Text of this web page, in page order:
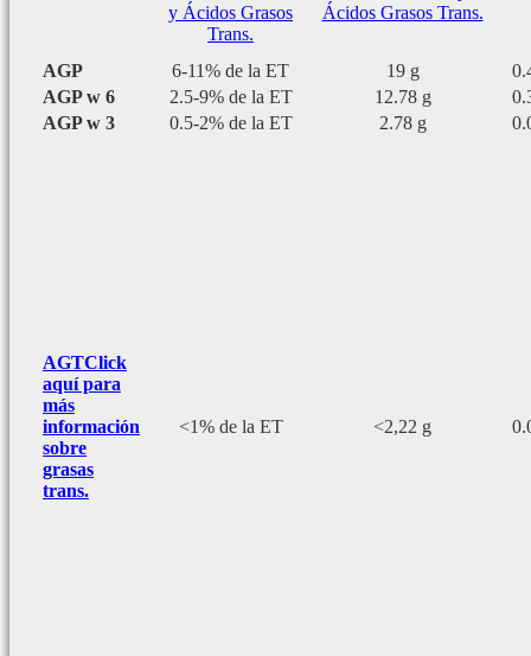
y Ácidos Grasos
Trans.
Ácidos Grasos Trans.
AGP 6-11% de la ET 19 g
AGP w 6
2.5-9% de la ET 12.78 g
AGP w 3
0.5-2% de la ET 2.78 g
AGTClick
aquí para
más
información
sobre
grasas
trans.
<1% de la ET <2,22 g